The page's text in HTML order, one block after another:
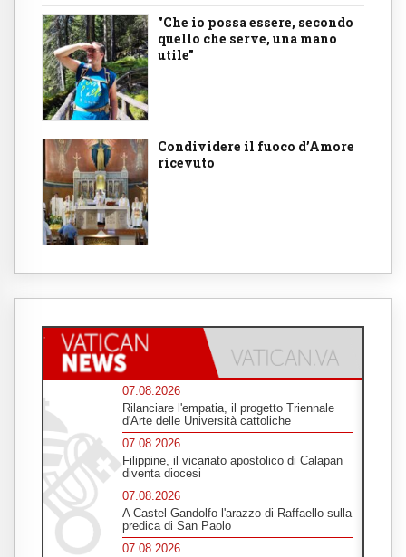
"Che io possa essere, secondo
quello che serve, una mano
utile"
Condividere il fuoco d’Amore
ricevuto
07.08.2026
Rilanciare l'empatia, il progetto Triennale
d'Arte delle Università cattoliche
07.08.2026
Filippine, il vicariato apostolico di Calapan
diventa diocesi
07.08.2026
A Castel Gandolfo l'arazzo di Raffaello sulla
predica di San Paolo
07.08.2026